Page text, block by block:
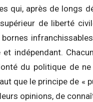
qui, après de longs
de liberté
indépendant.
du politique de
que le principe de «
opinions, de